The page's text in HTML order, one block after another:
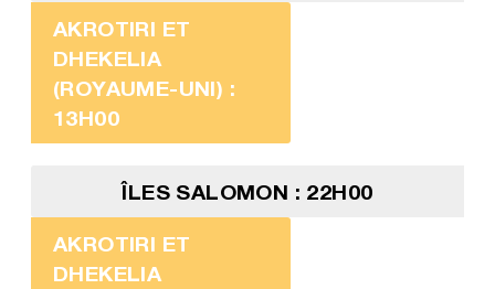
AKROTIRI ET
DHEKELIA
(ROYAUME-UNI) :
13H00
ÎLES SALOMON : 22H00
AKROTIRI ET
DHEKELIA